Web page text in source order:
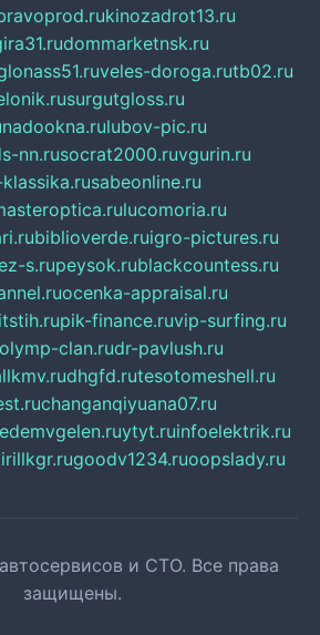
kinozadrot13.ru
dommarketnsk.ru
veles-doroga.rutb02.ru
surgutgloss.ru
nadookna.rulubov-pic.ru
nn.rusocrat2000.ruvgurin.ru
sabeonline.ru
lucomoria.ru
biblioverde.ruigro-pictures.ru
s.rupeysok.rublackcountess.ru
ocenka-appraisal.ru
pik-finance.ruvip-surfing.ru
olymp-clan.rudr-pavlush.ru
dhgfd.rutesotomeshell.ru
changanqiyuana07.ru
edemvgelen.ruytyt.ruinfoelektrik.ru
goodv1234.ruoopslady.ru
и СТО. Все права
защищены.